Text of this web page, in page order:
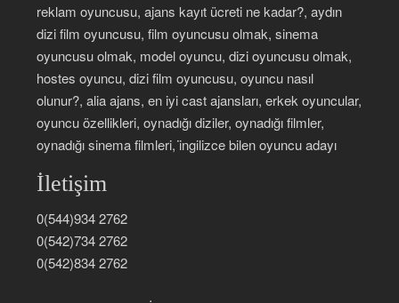
reklam oyuncusu, ajans kayıt ücreti ne kadar?, aydın
dizi film oyuncusu, film oyuncusu olmak, sinema
oyuncusu olmak, model oyuncu, dizi oyuncusu olmak,
hostes oyuncu, dizi film oyuncusu, oyuncu nasıl
olunur?, alia ajans, en iyi cast ajansları, erkek oyuncular,
oyuncu özellikleri, oynadığı diziler, oynadığı filmler,
oynadığı sinema filmleri, i̇ngilizce bilen oyuncu adayı
İletişim
0(544)934 2762
0(542)734 2762
0(542)834 2762